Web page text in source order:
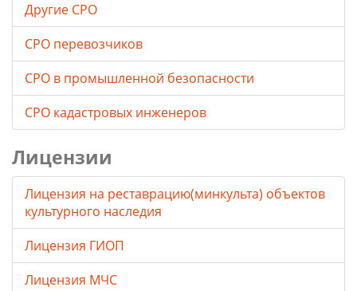
Другие СРО
СРО перевозчиков
СРО в промышленной безопасности
СРО кадастровых инженеров
Лицензии
Лицензия на реставрацию(минкульта) объектов
культурного наследия
Лицензия ГИОП
Лицензия МЧС